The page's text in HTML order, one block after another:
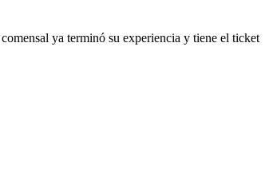
ya terminó su experiencia y tiene el ticket